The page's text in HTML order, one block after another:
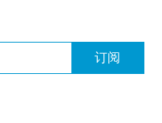
订阅